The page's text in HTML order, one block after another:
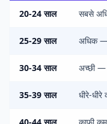
20-24 साल सबसे
25-29 साल अधिक —
30-34 साल अच्छी —
35-39 साल धीरे-